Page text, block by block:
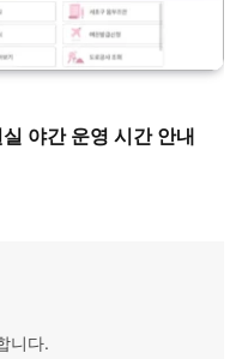
야간 운영 시간 안내
니다.